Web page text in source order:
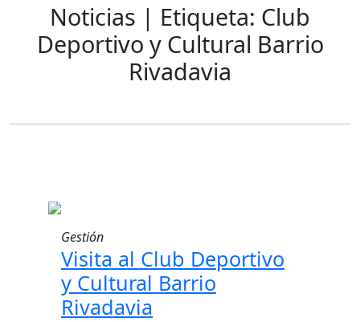
Noticias | Etiqueta: Club
Deportivo y Cultural Barrio
Rivadavia
Gestión
Visita al Club Deportivo
y Cultural Barrio
Rivadavia